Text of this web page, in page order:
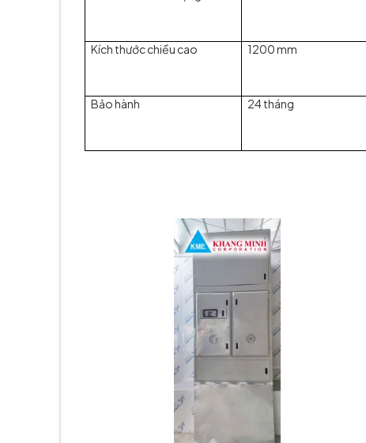
Kích thước chiều cao 1200 mm
Bảo hành 24 tháng